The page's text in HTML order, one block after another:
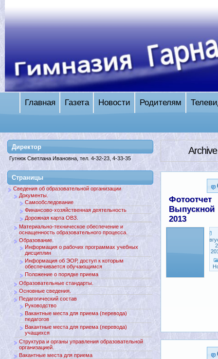
Главная Газета Новости Родителям
Фотоотчет
Выпускной
2013
Директор
Гугнюк Светлана Ивановна, тел. 4-32-23, 4-33-35
Страницы
Сведения об образовательной организации
Документы.
Самообследование
Финансово-хозяйственная деятельность
Дорожная карта ОВЗ.
Материально-техническое обеспечение и
оснащенность образовательного процесса.
Образование.
Информация о рабочих программах учебных
дисциплин
Информация об ЭОР, доступ к которым
обеспечивается обучающимся
Положение о порядке приема
Образовательные стандарты.
Основные сведения.
Педагогический состав
Руководство
Вакантные места для приема (перевода)
педагогов
Вакантные места для приема (перевода)
учащихся
Структура и органы управления образовательной
организацией.
Вакантные места для приема